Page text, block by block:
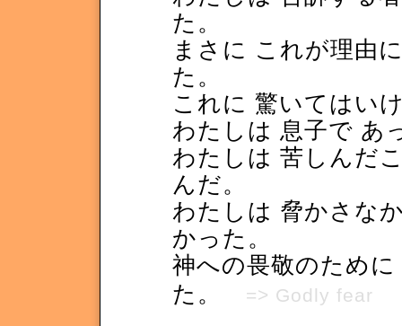
た。
まさに これが理由
た。
これに 驚いてはい
わたしは 息子で あ
わたしは 苦しんだ
んだ。
わたしは 脅かさな
かった。
神への畏敬のため
た。
=> Godly fear